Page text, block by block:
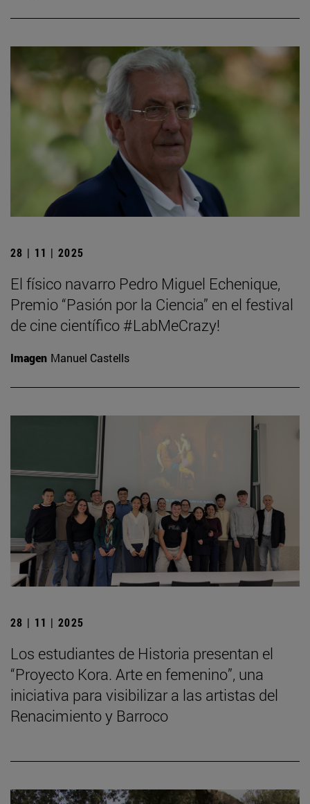
28 | 11 | 2025
El físico navarro Pedro Miguel Echenique,
Premio “Pasión por la Ciencia” en el festival
de cine científico #LabMeCrazy!
Imagen Manuel Castells
28 | 11 | 2025
Los estudiantes de Historia presentan el
“Proyecto Kora. Arte en femenino”, una
iniciativa para visibilizar a las artistas del
Renacimiento y Barroco